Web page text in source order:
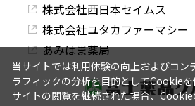
株式会社西日本セイムス
株式会社ユタカファーマシー
あみはま薬局
当サイトでは利用体験の向上およびコン
ラフィックの分析を目的としてCookieを
サイトの閲覧を継続された場合、